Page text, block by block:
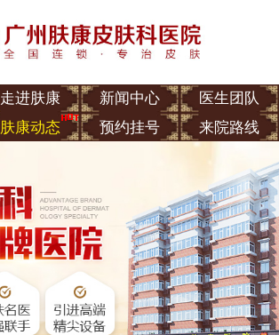
走进肤康 新闻中心
医生团队
肤康动态 预约挂号 来院路线